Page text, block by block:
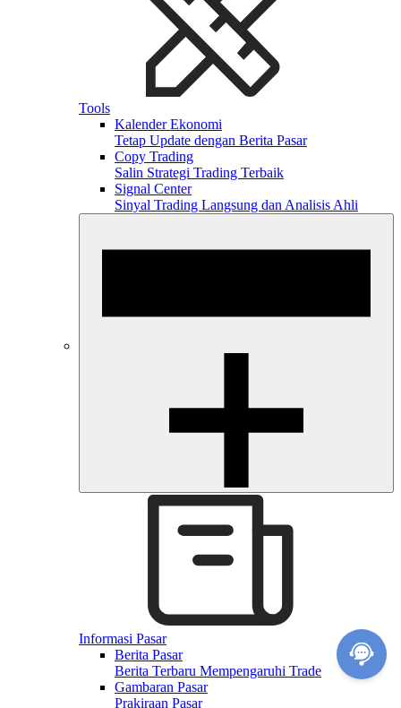
Tools
Kalender Ekonomi
Tetap Update dengan Berita Pasar
Copy Trading
Salin Strategi Trading Terbaik
Signal Center
Sinyal Trading Langsung dan Analisis Ahli
Informasi Pasar
Berita Pasar
Berita Terbaru Mempengaruhi Trade
Gambaran Pasar
Prakiraan Pasar